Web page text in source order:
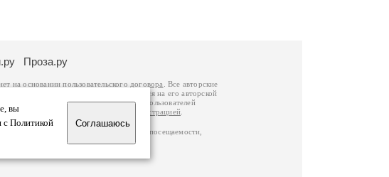
вы
с Политикой
Соглашаюсь
Проза.ру
на основаниипользовательского договора
. Все авторские
автора, к которому вы можете обратиться на его авторской
Российской Федерации. Данные пользователей
о портале связаться с администрацией
страниц по данным счетчика посещаемости,